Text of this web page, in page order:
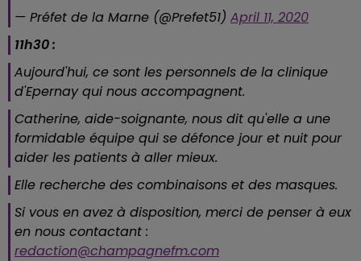
— Préfet de la Marne (@Prefet51) April 11, 2020
11h30 :
Aujourd'hui, ce sont les personnels de la clinique
d'Epernay qui nous accompagnent.
Catherine, aide-soignante, nous dit qu'elle a une
formidable équipe qui se défonce jour et nuit pour
aider les patients à aller mieux.
Elle recherche des combinaisons et des masques.
Si vous en avez à disposition, merci de penser à eux
en nous contactant :
redaction@champagnefm.com